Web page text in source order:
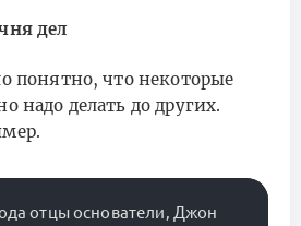
дел
понятно, что некоторые
надо делать до других.
отцы основатели, Джон